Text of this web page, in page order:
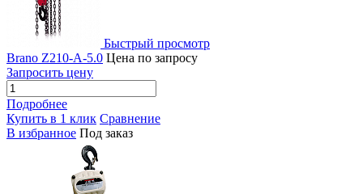
Быстрый просмотр
Brano Z210-А-5.0 Цена по запросу
Запросить цену
Подробнее
Купить в 1 клик Сравнение
В избранное Под заказ